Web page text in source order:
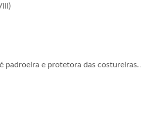
padroeira e protetora das